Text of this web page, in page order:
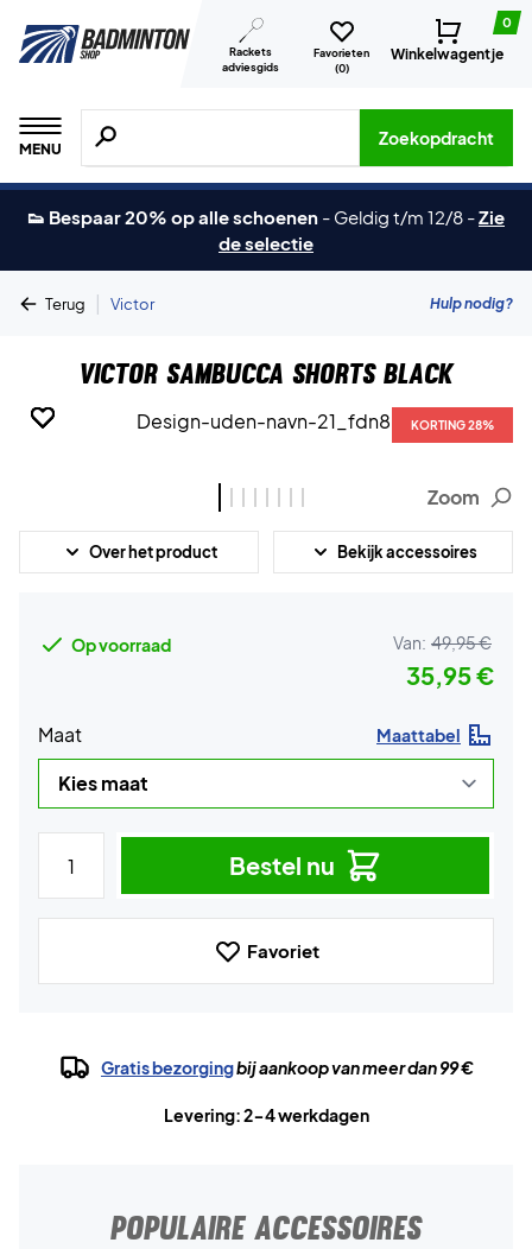
Rackets
adviesgids
Favorieten
(0)
0
Winkelwagentje
MENU
Zoeken naar producten, merken etc.
Zoekopdracht
👟 Bespaar 20% op alle schoenen - Geldig t/m 12/8 -Zie
de selectie
Terug | Victor Hulp nodig?
Victor Sambucca Shorts Black
KORTING 28%
KORTING 28%
KORTING 28%
KORTING 28%
KORTING 28%
KORTING 28%
KORTING 28%
KORTING 28%
Zoom
Over het product Bekijk accessoires
Op voorraad Van: 49,95 €
35,95 €
Maat Maattabel
Bestel nu
Favoriet
Gratis bezorgingbij aankoop van meer dan 99 €
Levering: 2-4 werkdagen
POPULAIRE ACCESSOIRES